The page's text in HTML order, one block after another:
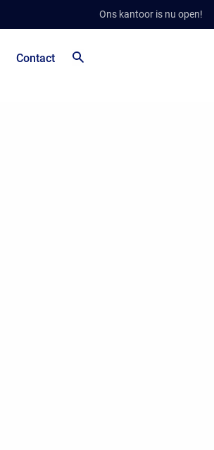
Ons kantoor is nu open!
Contact